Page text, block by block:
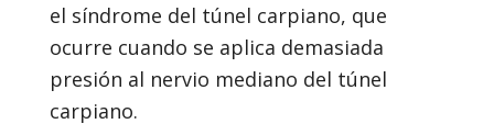
el síndrome del túnel carpiano, que
ocurre cuando se aplica demasiada
presión al nervio mediano del túnel
carpiano.